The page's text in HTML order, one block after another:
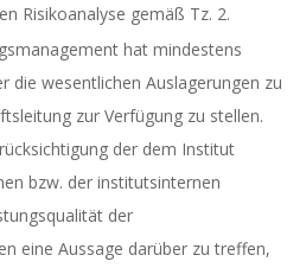
Risikoanalyse gemäß Tz. 2.
hat mindestens
die wesentlichen Auslagerungen zu
zur Verfügung zu stellen.
der dem Institut
bzw. der institutsinternen
der
eine Aussage darüber zu treffen,